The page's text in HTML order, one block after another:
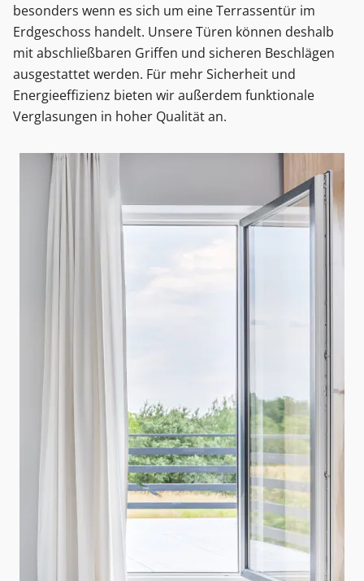
besonders wenn es sich um eine Terrassentür im
Erdgeschoss handelt. Unsere Türen können deshalb
mit abschließbaren Griffen und sicheren Beschlägen
ausgestattet werden. Für mehr Sicherheit und
Energieeffizienz bieten wir außerdem funktionale
Verglasungen in hoher Qualität an.